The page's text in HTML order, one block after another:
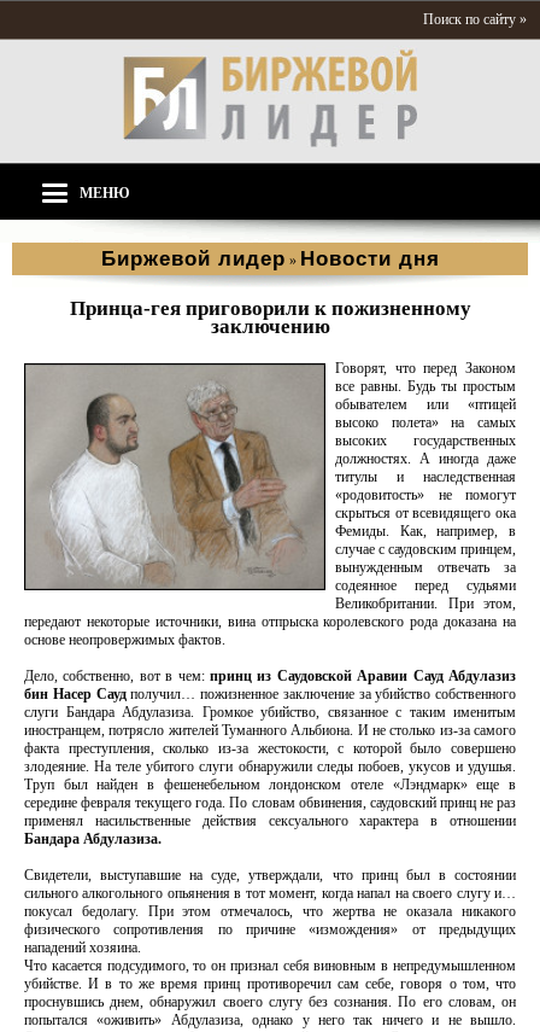
Поиск по сайту »
МЕНЮ
Биржевой лидер » Новости дня
Принца-гея приговорили к пожизненному
заключению
Говорят, что перед Законом
все равны. Будь ты простым
обывателем или «птицей
высоко полета» на самых
высоких государственных
должностях. А иногда даже
титулы и наследственная
«родовитость» не помогут
скрыться от всевидящего ока
Фемиды. Как, например, в
случае с саудовским принцем,
вынужденным отвечать за
содеянное перед судьями
Великобритании. При этом,
передают некоторые источники, вина отпрыска королевского рода доказана на
основе неопровержимых фактов.
Дело, собственно, вот в чем: принц из Саудовской Аравии Сауд Абдулазиз
бин Насер Саудполучил… пожизненное заключение за убийство собственного
слуги Бандара Абдулазиза. Громкое убийство, связанное с таким именитым
иностранцем, потрясло жителей Туманного Альбиона. И не столько из-за самого
факта преступления, сколько из-за жестокости, с которой было совершено
злодеяние. На теле убитого слуги обнаружили следы побоев, укусов и удушья.
Труп был найден в фешенебельном лондонском отеле «Лэндмарк» еще в
середине февраля текущего года. По словам обвинения, саудовский принц не раз
применял насильственные действия сексуального характера в отношении
Бандара Абдулазиза.
Свидетели, выступавшие на суде, утверждали, что принц был в состоянии
сильного алкогольного опьянения в тот момент, когда напал на своего слугу и…
покусал бедолагу. При этом отмечалось, что жертва не оказала никакого
физического сопротивления по причине «измождения» от предыдущих
нападений хозяина.
Что касается подсудимого, то он признал себя виновным в непредумышленном
убийстве. И в то же время принц противоречил сам себе, говоря о том, что
проснувшись днем, обнаружил своего слугу без сознания. По его словам, он
попытался «оживить» Абдулазиза, однако у него так ничего и не вышло.